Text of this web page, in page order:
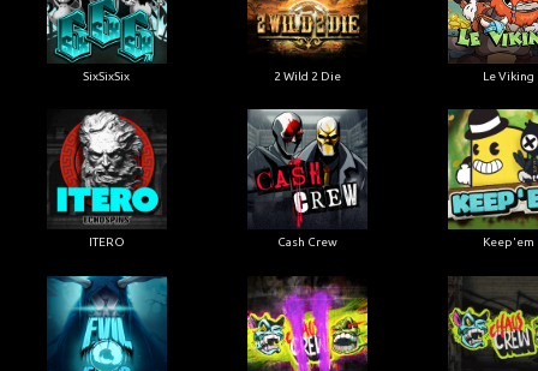
SixSixSix 2 Wild 2 Die Le Viking
ITERO Cash Crew Keep'em